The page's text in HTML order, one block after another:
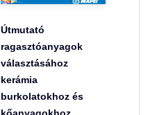
Útmutató
ragasztóanyagok
választásához
kerámia
burkolatokhoz és